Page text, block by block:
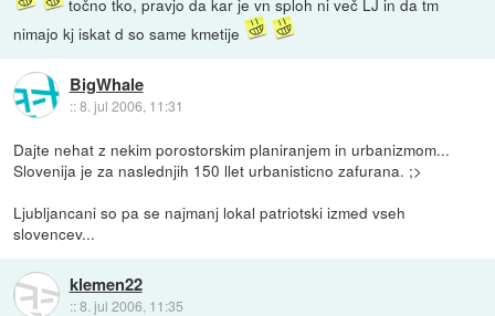
točno tko, pravjo da kar je vn sploh ni več LJ in da tm
nimajo kj iskat d so same kmetije
BigWhale
::8. jul 2006, 11:31
Dajte nehat z nekim porostorskim planiranjem in urbanizmom...
Slovenija je za naslednjih 150 llet urbanisticno zafurana. ;>
Ljubljancani so pa se najmanj lokal patriotski izmed vseh
slovencev...
klemen22
::8. jul 2006, 11:35